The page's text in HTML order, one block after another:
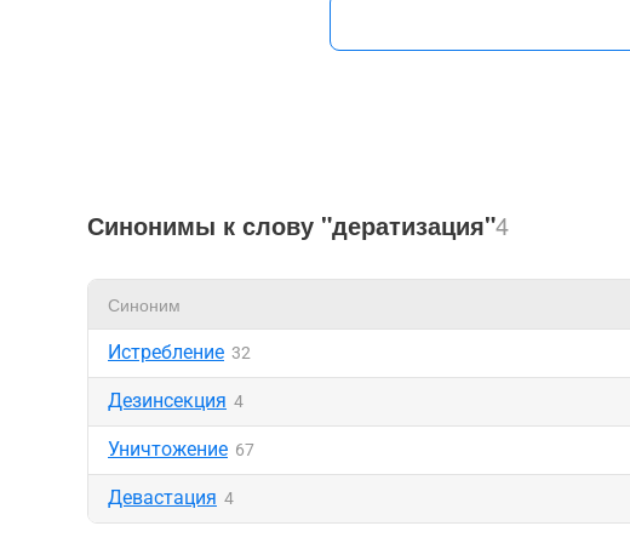
Синонимы к слову "дератизация"4
Синоним
Истребление 32
Дезинсекция 4
Уничтожение 67
Девастация 4